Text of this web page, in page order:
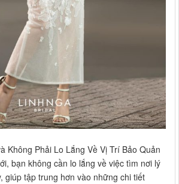
Không Phải Lo Lắng Về Vị Trí Bảo Quản
bạn không cần lo lắng về việc tìm nơi lý
giúp tập trung hơn vào những chi tiết